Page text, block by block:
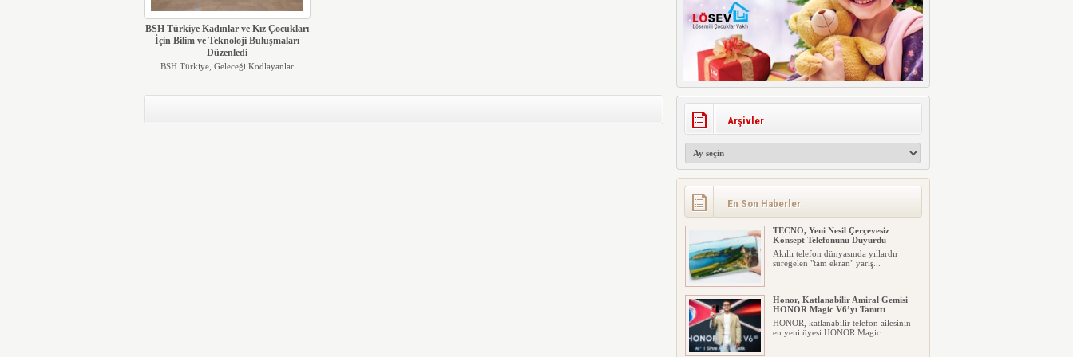
BSH Türkiye Kadınlar ve Kız Çocukları
İçin Bilim ve Teknoloji Buluşmaları
Düzenledi
BSH Türkiye, Geleceği Kodlayanlar
programının merkezi Make...
Arşivler
En Son Haberler
TECNO, Yeni Nesil Çerçevesiz
Konsept Telefonunu Duyurdu
Akıllı telefon dünyasında yıllardır
süregelen "tam ekran" yarış...
Honor, Katlanabilir Amiral Gemisi
HONOR Magic V6’yı Tanıttı
HONOR, katlanabilir telefon ailesinin
en yeni üyesi HONOR Magic...